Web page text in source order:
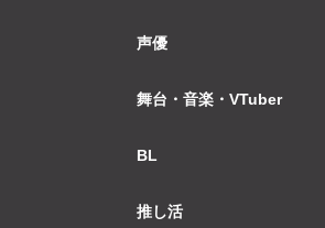
声優
舞台・音楽・VTuber
BL
推し活